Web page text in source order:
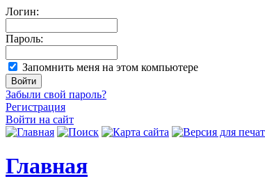
Логин:
Пароль:
Запомнить меня на этом компьютере
Забыли свой пароль?
Регистрация
Войти на сайт
Главная